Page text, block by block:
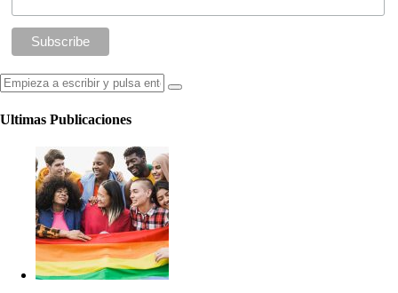
Ultimas Publicaciones